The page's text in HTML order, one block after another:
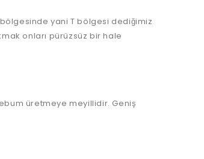
yani T bölgesi dediğimiz
onları pürüzsüz bir hale
üretmeye meyillidir. Geniş